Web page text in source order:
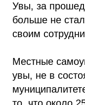
Увы, за
больше не
своим
Местные
увы, не в